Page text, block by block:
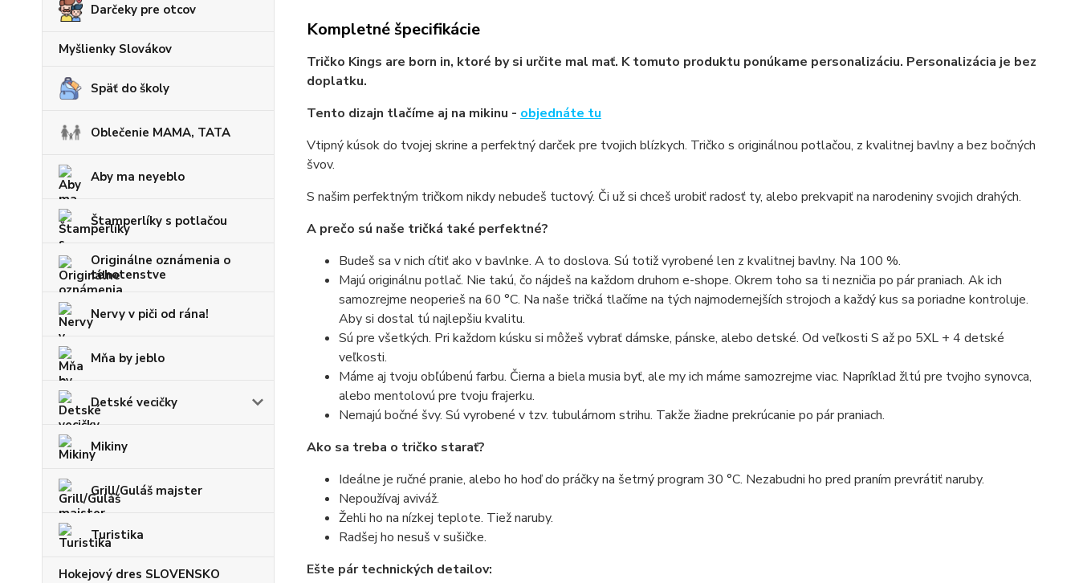
Darčeky pre otcov
Myšlienky Slovákov
Späť do školy
Oblečenie MAMA, TATA
Aby ma neyeblo
Štamperlíky s potlačou
Originálne oznámenia o
tehotenstve
Nervy v piči od rána!
Mňa by jeblo
Detské vecičky
Mikiny
Grill/Guláš majster
Turistika
Hokejový dres SLOVENSKO
Kompletné špecifikácie
Tričko Kings are born in, ktoré by si určite mal mať. K tomuto produktu ponúkame personalizáciu. Personalizácia je bez
doplatku.
Tento dizajn tlačíme aj na mikinu - objednáte tu
Vtipný kúsok do tvojej skrine a perfektný darček pre tvojich blízkych. Tričko s originálnou potlačou, z kvalitnej bavlny a bez bočných
švov.
S našim perfektným tričkom nikdy nebudeš tuctový. Či už si chceš urobiť radosť ty, alebo prekvapiť na narodeniny svojich drahých.
A prečo sú naše tričká také perfektné?
Budeš sa v nich cítiť ako v bavlnke. A to doslova. Sú totiž vyrobené len z kvalitnej bavlny. Na 100 %.
Majú originálnu potlač. Nie takú, čo nájdeš na každom druhom e-shope. Okrem toho sa ti nezničia po pár praniach. Ak ich
samozrejme neoperieš na 60 °C. Na naše tričká tlačíme na tých najmodernejších strojoch a každý kus sa poriadne kontroluje.
Aby si dostal tú najlepšiu kvalitu.
Sú pre všetkých. Pri každom kúsku si môžeš vybrať dámske, pánske, alebo detské. Od veľkosti S až po 5XL + 4 detské
veľkosti.
Máme aj tvoju obľúbenú farbu. Čierna a biela musia byť, ale my ich máme samozrejme viac. Napríklad žltú pre tvojho synovca,
alebo mentolovú pre tvoju frajerku.
Nemajú bočné švy. Sú vyrobené v tzv. tubulárnom strihu. Takže žiadne prekrúcanie po pár praniach.
Ako sa treba o tričko starať?
Ideálne je ručné pranie, alebo ho hoď do práčky na šetrný program 30 °C. Nezabudni ho pred praním prevrátiť naruby.
Nepoužívaj aviváž.
Žehli ho na nízkej teplote. Tiež naruby.
Radšej ho nesuš v sušičke.
Ešte pár technických detailov: